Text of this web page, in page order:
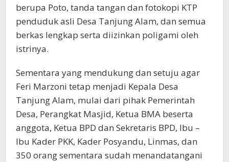
berupa Poto, tanda tangan dan fotokopi KTP
penduduk asli Desa Tanjung Alam, dan semua
berkas lengkap serta diizinkan poligami oleh
istrinya.
Sementara yang mendukung dan setuju agar
Feri Marzoni tetap menjadi Kepala Desa
Tanjung Alam, mulai dari pihak Pemerintah
Desa, Perangkat Masjid, Ketua BMA beserta
anggota, Ketua BPD dan Sekretaris BPD, Ibu –
Ibu Kader PKK, Kader Posyandu, Linmas, dan
350 orang sementara sudah menandatangani